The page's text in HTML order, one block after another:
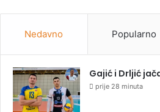
Nedavno Popularno
Gajić i Drljić
prije 28 minuta